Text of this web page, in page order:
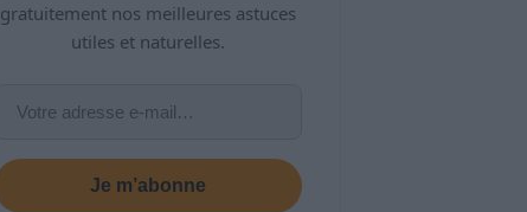
gratuitement nos meilleures astuces
utiles et naturelles.
Je m’abonne